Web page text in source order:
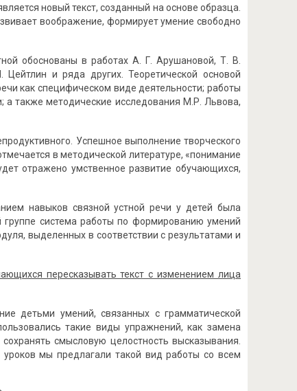
новый текст, созданный на основе образца.
воображение, формирует умение свободно
обоснованы в работах А. Г. Арушановой, Т. В.
и ряда других. Теоретической основой
как специфическом виде деятельности; работы
а также методические исследования М.Р. Львова,
Успешное выполнение творческого
в методической литературе, «понимание
отражено умственное развитие обучающихся,
навыков связной устной речи у детей была
группе система работы по формированию умений
выделенных в соответствии с результатами и
пересказывать текст с изменением лица
детьми умений, связанных с грамматической
такие виды упражнений, как замена
смысловую целостность высказывания.
мы предлагали такой вид работы со всем